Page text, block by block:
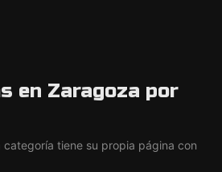
en Zaragoza por
categoría tiene su propia página con